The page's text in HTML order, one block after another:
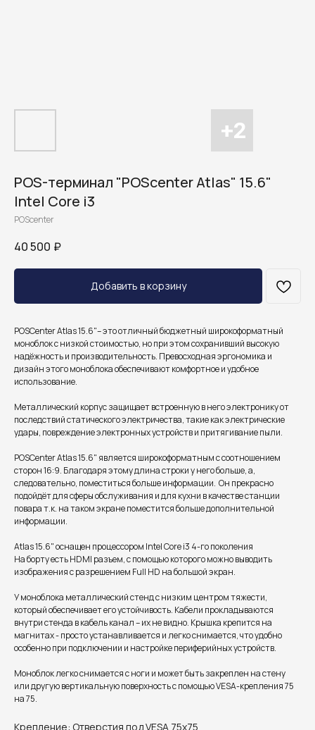
POS-терминал "POScenter Atlas" 15.6"
Intel Core i3
POScenter
40 500 ₽
Добавить в корзину
POSСenter Atlas 15.6"– это отличный бюджетный широкоформатный
моноблок c низкой стоимостью, но при этом сохранивший высокую
надёжность и производительность. Превосходная эргономика и
дизайн этого моноблока обеспечивают комфортное и удобное
использование.
Металлический корпус защищает встроенную в него электронику от
последствий статического электричества, такие как электрические
удары, повреждение электронных устройств и притягивание пыли.
POSСenter Atlas 15.6" является широкоформатным с соотношением
сторон 16:9. Благодаря этому длина строки у него больше, а,
следовательно, поместиться больше информации. Он прекрасно
подойдёт для сферы обслуживания и для кухни в качестве станции
повара т.к. на таком экране поместится больше дополнительной
информации.
Atlas 15.6" оснащен процессором Intel Core i3 4-го поколения
На борту есть HDMI разъем, с помощью которого можно выводить
изображения c разрешением Full HD на большой экран.
У моноблока металлический стенд с низким центром тяжести,
который обеспечивает его устойчивость. Кабели прокладываются
внутри стенда в кабель канал – их не видно. Крышка крепится на
магнитах - просто устанавливается и легко снимается, что удобно
особенно при подключении и настройке периферийных устройств.
Моноблок легко снимается с ноги и может быть закреплен на стену
или другую вертикальную поверхность с помощью VESA-крепления 75
на 75.
Крепление: Отверстия под VESA 75x75